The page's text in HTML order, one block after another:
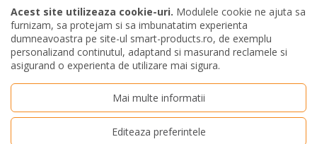
Acest site utilizeaza cookie-uri. Modulele cookie ne ajuta sa
furnizam, sa protejam si sa imbunatatim experienta
dumneavoastra pe site-ul smart-products.ro, de exemplu
personalizand continutul, adaptand si masurand reclamele si
asigurand o experienta de utilizare mai sigura.
Mai multe informatii
Editeaza preferintele